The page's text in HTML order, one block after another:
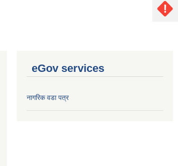
eGov services
नागरिक वडा पत्र